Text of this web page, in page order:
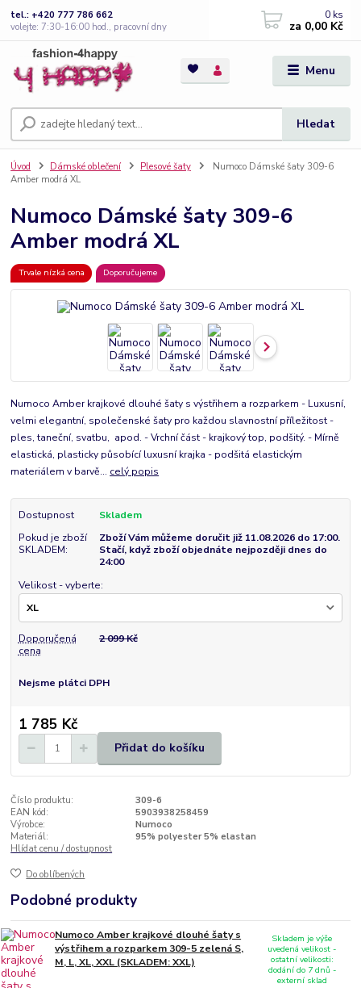
Menu
Hledat
tel.: +420 777 786 662
volejte: 7:30-16:00 hod., pracovní dny
0 ks
za 0,00 Kč
Úvod Dámské oblečení Plesové šaty
Numoco Dámské šaty 309-6
Amber modrá XL
Numoco Dámské šaty 309-6
Amber modrá XL
Trvale nízká cena Doporučujeme
Numoco Amber krajkové dlouhé šaty s výstřihem a rozparkem - Luxusní,
velmi elegantní, společenské šaty pro každou slavnostní příležitost -
ples, taneční, svatbu, apod. - Vrchní část - krajkový top, podšitý. - Mírně
elastická, plasticky působící luxusní krajka - podšitá elastickým
materiálem v barvě... celý popis
Dostupnost
Skladem
Pokud je zboží
SKLADEM:
Zboží Vám můžeme doručit již 11.08.2026 do 17:00.
Stačí, když zboží objednáte nejpozději dnes do
24:00
Velikost - vyberte:
Doporučená
cena
2 099 Kč
Nejsme plátci DPH
1 785 Kč
Přidat do košíku
Číslo produktu:
309-6
EAN kód:
5903938258459
Výrobce:
Numoco
Materiál:
95% polyester 5% elastan
Hlídat cenu / dostupnost
Do oblíbených
Podobné produkty
Numoco Amber krajkové dlouhé šaty s
výstřihem a rozparkem 309-5 zelená S,
M, L, XL, XXL (SKLADEM: XXL)
Skladem je výše
uvedená velikost -
ostatní velikosti:
dodání do 7 dnů -
externí sklad